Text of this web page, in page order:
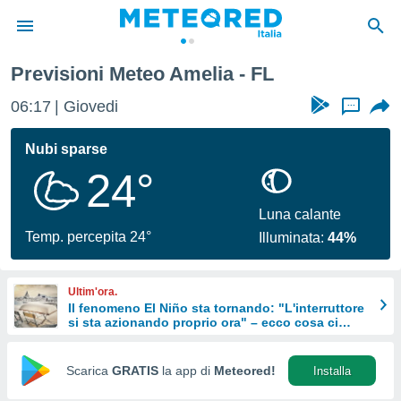
di
per
le
di
Web
Previsioni Meteo Amelia - FL
06:17 Giovedi ...
Nubi sparse
24°
Temp. percepita 24°
Luna calante
Illuminata:44%
Ultim'ora.
Il fenomeno El Niño sta tornando: "L'interruttore
si sta azionando proprio ora" – ecco cosa ci
Scarica GRATIS la app di Meteored! Installa